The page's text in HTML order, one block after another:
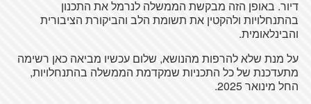
דיור. באופן הזה מבקשת הממשלה לנרמל את התכנון
בהתנחלויות ולהקטין את תשומת הלב והביקורת הציבורית
והבינלאומית.
על מנת שלא להרפות מהנושא, שלום עכשיו מביאה כאן רשימה
מתעדכנת של כל התכניות שמקדמת הממשלה בהתנחלויות,
החל מינואר 2025.